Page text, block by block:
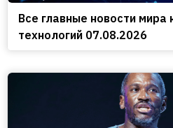
Все главные новости мира
технологий 07.08.2026